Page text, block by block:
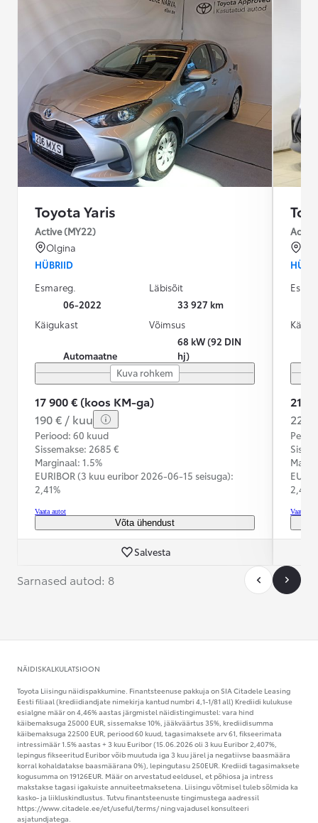
Toyota Yaris
Active (MY22)
Olgina
HÜBRIID
Esmareg.
06-2022
Läbisõit
33 927 km
Käigukast
Automaatne
Võimsus
68 kW (92 DIN
hj)
Kuva rohkem
17 900 € (koos KM-ga)
190 € / kuu
Periood: 60 kuud
Sissemakse: 2685 €
Marginaal: 1.5%
EURIBOR (3 kuu euribor 2026-06-15 seisuga):
2,41%
Vaata autot
Võta ühendust
Salvesta
Active
21
228
2,41%
Vaata
Sarnased autod: 8
NÄIDISKALKULATSIOON
Toyota Liisingu näidispakkumine. Finantsteenuse pakkuja on SIA Citadele Leasing
Eesti filiaal (krediidiandjate nimekirja kantud numbri 4,1-1/81 all) Krediidi kulukuse
esialgne määr on 4,46% aastas järgmistel näidistingimustel: vara hind
käibemaksuga 25000 EUR, sissemakse 10%, jääkväärtus 35%, krediidisumma
käibemaksuga 22500 EUR, periood 60 kuud, tagasimaksete arv 61, fikseerimata
intressimäär 1.5% aastas + 3 kuu Euribor (15.06.2026 oli 3 kuu Euribor 2,407%,
lepingus fikseeritud Euribor võib muutuda iga 3 kuu järel ja negatiivse baasmäära
korral kohaldatakse baasmäärana 0%), lepingutasu 250EUR. Krediidi tagasimaksete
kogusumma on 19126EUR. Määr on arvestatud eeldusel, et põhiosa ja intress
makstakse tagasi igakuiste annuiteetmaksetena. Liisingu võtmisel tuleb sõlmida ka
kasko- ja liikluskindlustus. Tutvu finantsteenuste tingimustega aadressil
https://www.citadele.ee/et/useful/terms/ ning vajadusel konsulteeri
asjatundjatega.